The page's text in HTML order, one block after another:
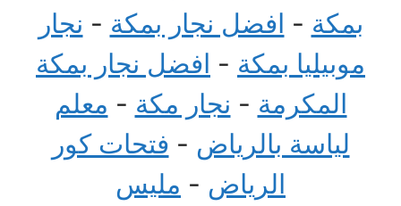
بمكة - افضل نجار بمكة - نجار
موبيليا بمكة - افضل نجار بمكة
المكرمة - نجار مكة - معلم
لياسة بالرياض - فتحات كور
الرياض - مليس